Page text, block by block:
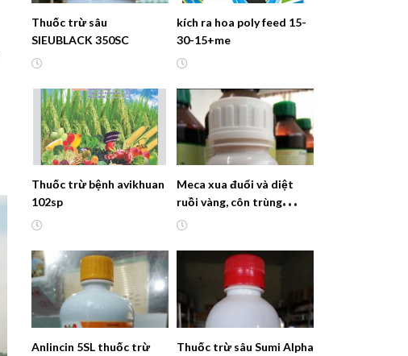
Thuốc trừ sâu
SIEUBLACK 350SC
kích ra hoa poly feed 15-
30-15+me
Thuốc trừ bệnh avikhuan
102sp
Meca xua đuổi và diệt
ruồi vàng, côn trùng
tránh xa
Anlincin 5SL thuốc trừ
Thuốc trừ sâu Sumi Alpha